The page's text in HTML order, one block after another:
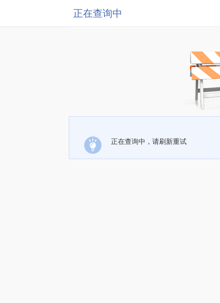
正在查询中
正在查询中，请刷新重试